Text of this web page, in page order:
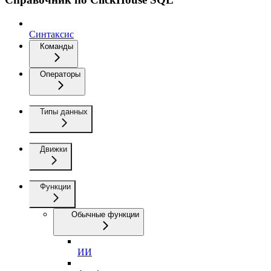
Синтаксис
Команды
Операторы
Типы данных
Движки
Функции
Обычные функции
ИИ